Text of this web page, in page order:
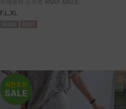
자체제작 스커트 #NAK MADE.
F,L,XL